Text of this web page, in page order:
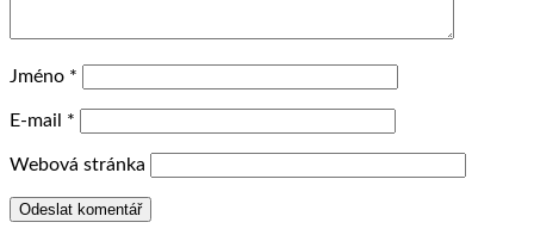
Jméno *
E-mail *
Webová stránka